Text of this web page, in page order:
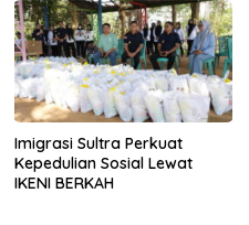
Imigrasi Sultra Perkuat
Kepedulian Sosial Lewat
IKENI BERKAH